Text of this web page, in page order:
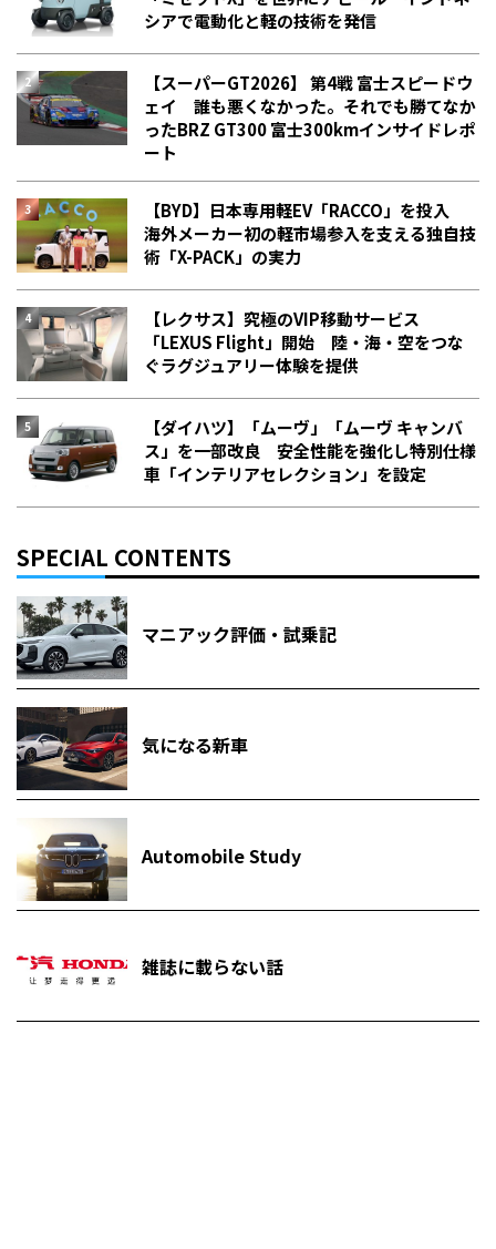
シアで電動化と軽の技術を発信
【スーパーGT2026】 第4戦 富士スピードウ
ェイ 誰も悪くなかった。それでも勝てなか
った――BRZ GT300 富士300kmインサイドレポ
ート
【BYD】日本専用軽EV「RACCO」を投入
海外メーカー初の軽市場参入を支える独自技
術「X-PACK」の実力
【レクサス】究極のVIP移動サービス
「LEXUS Flight」開始 陸・海・空をつな
ぐラグジュアリー体験を提供
【ダイハツ】「ムーヴ」「ムーヴ キャンバ
ス」を一部改良 安全性能を強化し特別仕様
車「インテリアセレクション」を設定
SPECIAL CONTENTS
マニアック評価・試乗記
気になる新車
Automobile Study
雑誌に載らない話